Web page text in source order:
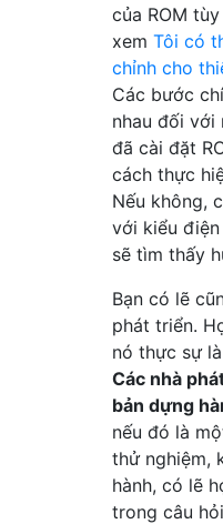
của ROM
xem Tôi có
chỉnh cho
Các bước
nhau đối với
đã cài đặt
cách thực
Nếu không,
với kiểu
sẽ tìm thấy
Bạn có lẽ
phát triển.
nó thực sự
Các nhà
bản dựng
nếu đó là
thử nghiệm,
hành, có lẽ
trong câu